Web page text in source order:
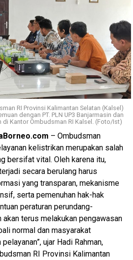
Twitter/X 0
Tanah Suci.
Kalsel Syariah atas pelayanan
yang mendorong masyarakat
ibadah haji sejak dini. Semoga
awal yang diberkahi dan
kesempatan menunaikan ibadah
Allah tetapkan. Aamiin. [adv]
Facebook 0
Twitter/X 0
RI Provinsi Kalimantan Selatan (Kalsel)
dengan PT. PLN UP3 Banjarmasin dan
di Kantor Ombudsman RI Kalsel. (Foto/Ist)
– Ombudsman
kelistrikan merupakan salah
bersifat vital. Oleh karena itu,
secara berulang harus
yang transparan, mekanisme
serta pemenuhan hak-hak
peraturan perundang-
akan terus melakukan pengawasan
normal dan masyarakat
ujar Hadi Rahman,
RI Provinsi Kalimantan